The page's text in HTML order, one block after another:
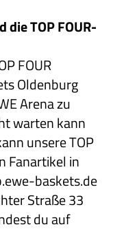
TOP FOUR-
FOUR
Oldenburg
Arena zu
warten kann
unsere TOP
Fanartikel in
baskets.de
Straße 33
du auf